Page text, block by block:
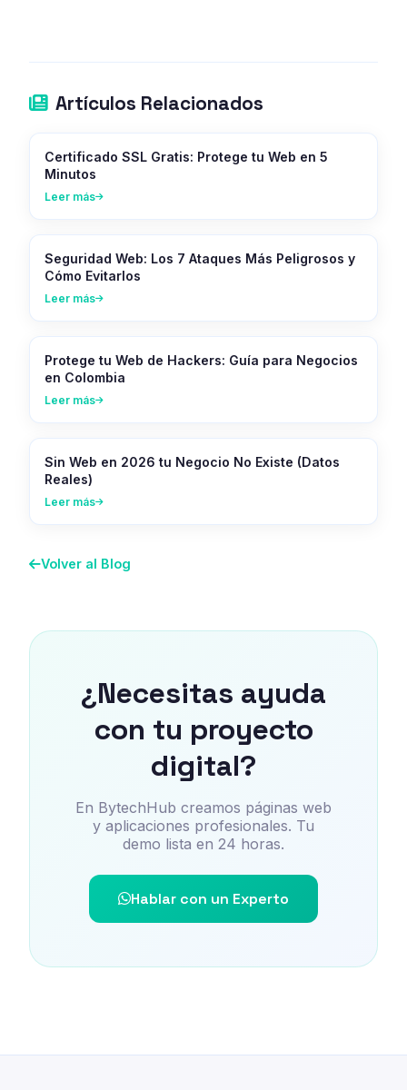
Artículos Relacionados
Certificado SSL Gratis: Protege tu Web en 5
Minutos
Leer más
Seguridad Web: Los 7 Ataques Más Peligrosos y
Cómo Evitarlos
Leer más
Protege tu Web de Hackers: Guía para Negocios
en Colombia
Leer más
Sin Web en 2026 tu Negocio No Existe (Datos
Reales)
Leer más
Volver al Blog
¿Necesitas ayuda
con tu proyecto
digital?
En BytechHub creamos páginas web
y aplicaciones profesionales. Tu
demo lista en 24 horas.
Hablar con un Experto